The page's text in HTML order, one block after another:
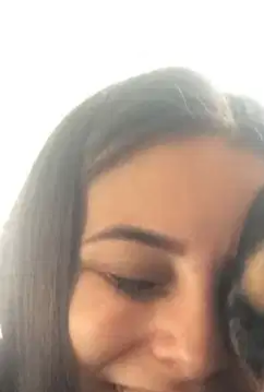
È più facile cercare i pet sitter nell’app
Scarica l’app Sittsy